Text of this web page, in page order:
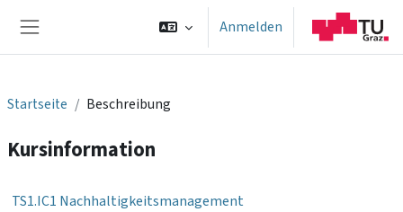
Anmelden
Startseite Beschreibung
Kursinformation
TS1.IC1 Nachhaltigkeitsmanagement